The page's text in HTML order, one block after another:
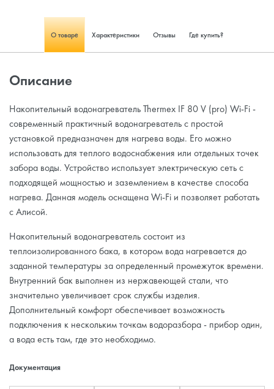
О товаре Характеристики Отзывы Где купить?
Описание
Накопительный водонагреватель Thermex IF 80 V (pro) Wi-Fi -
современный практичный водонагреватель с простой
установкой предназначен для нагрева воды. Его можно
использовать для теплого водоснабжения или отдельных точек
забора воды. Устройство использует электрическую сеть с
подходящей мощностью и заземлением в качестве способа
нагрева. Данная модель оснащена Wi-Fi и позволяет работать
с Алисой.
Накопительный водонагреватель состоит из
теплоизолированного бака, в котором вода нагревается до
заданной температуры за определенный промежуток времени.
Внутренний бак выполнен из нержавеющей стали, что
значительно увеличивает срок службы изделия.
Дополнительный комфорт обеспечивает возможность
подключения к нескольким точкам водоразбора - прибор один,
а вода есть там, где это необходимо.
Документация